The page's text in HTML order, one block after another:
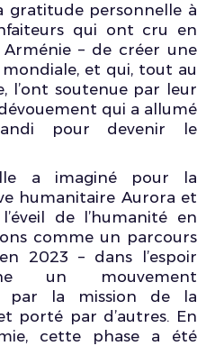
gratitude personnelle à
qui ont cru en
– de créer une
et qui, tout au
l’ont soutenue par leur
qui a allumé
pour devenir le
a imaginé pour la
humanitaire Aurora et
de l’humanité en
comme un parcours
2023 – dans l’espoir
un mouvement
par la mission de la
porté par d’autres. En
cette phase a été